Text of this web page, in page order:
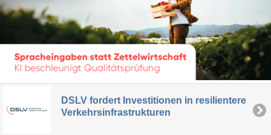
DSLV fordert Investitionen in resilientere
Verkehrsinfrastrukturen